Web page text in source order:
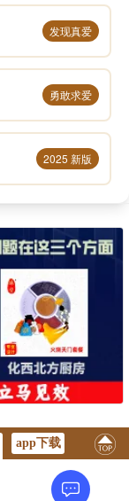
发现真爱
勇敢求爱
2025 新版
app下载